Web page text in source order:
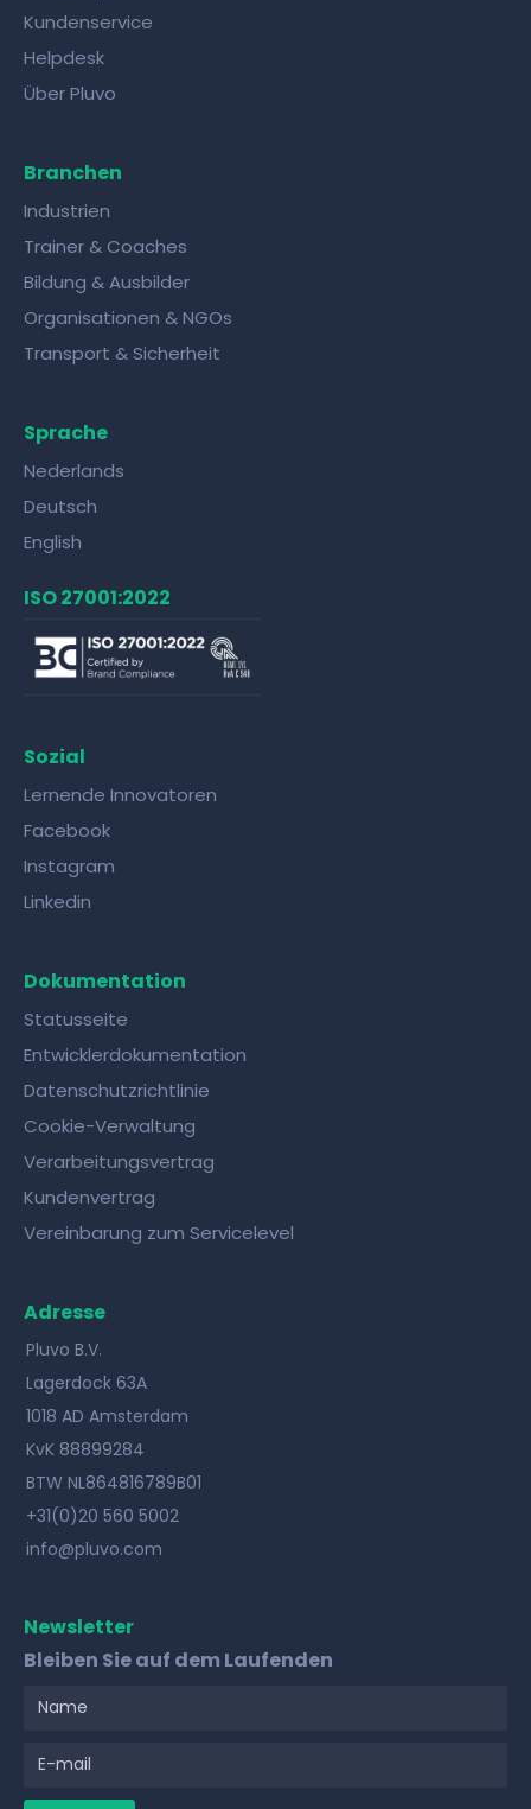
Kundenservice
Helpdesk
Über Pluvo
Branchen
Industrien
Trainer & Coaches
Bildung & Ausbilder
Organisationen & NGOs
Transport & Sicherheit
Sprache
Nederlands
Deutsch
English
ISO 27001:2022
Sozial
Lernende Innovatoren
Facebook
Instagram
Linkedin
Dokumentation
Statusseite
Entwicklerdokumentation
Datenschutzrichtlinie
Cookie-Verwaltung
Verarbeitungsvertrag
Kundenvertrag
Vereinbarung zum Servicelevel
Adresse
Pluvo B.V.
Lagerdock 63A
1018 AD Amsterdam
KvK 88899284
BTW NL864816789B01
+31(0)20 560 5002
info@pluvo.com
Newsletter
Bleiben Sie auf dem Laufenden